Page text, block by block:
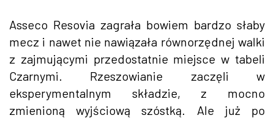
Asseco Resovia zagrała bowiem bardzo słaby
mecz i nawet nie nawiązała równorzędnej walki
z zajmującymi przedostatnie miejsce w tabeli
Czarnymi. Rzeszowianie zaczęli w
eksperymentalnym składzie, z mocno
zmienioną wyjściową szóstką. Ale już po